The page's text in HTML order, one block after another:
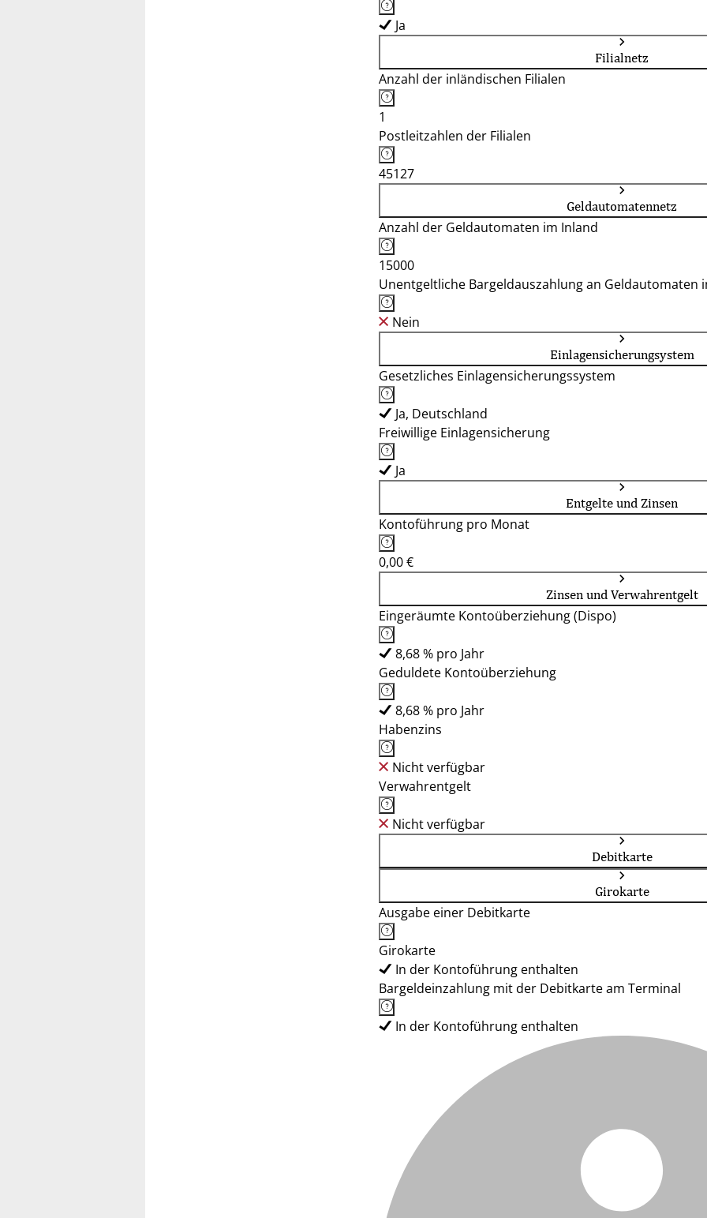
Ja
Filialnetz
Anzahl der inländischen Filialen
1
Postleitzahlen der Filialen
45127
Geldautomatennetz
Anzahl der Geldautomaten im Inland
15000
Unentgeltliche Bargeldauszahlung an Geldautomaten
Nein
Einlagensicherungsystem
Gesetzliches Einlagensicherungssystem
Ja, Deutschland
Freiwillige Einlagensicherung
Ja
Entgelte und Zinsen
Kontoführung pro Monat
0,00 €
Zinsen und Verwahrentgelt
Eingeräumte Kontoüberziehung (Dispo)
8,68 % pro Jahr
Geduldete Kontoüberziehung
8,68 % pro Jahr
Habenzins
Nicht verfügbar
Verwahrentgelt
Nicht verfügbar
Debitkarte
Girokarte
Ausgabe einer Debitkarte
Girokarte
In der Kontoführung enthalten
Bargeldeinzahlung mit der Debitkarte am Terminal
In der Kontoführung enthalten